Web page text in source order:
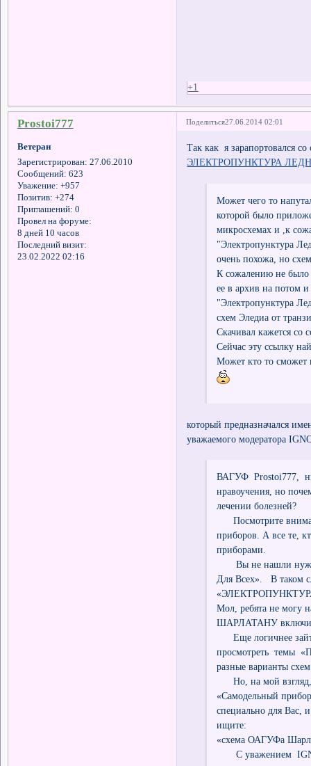
+1
Поделиться27.06.2014 02:01
Prostoi777
Ветеран
Зарегистрирован: 27.06.2010
Сообщений: 623
Уважение: +957
Позитив: +274
Приглашений: 0
Провел на форуме:
8 дней 10 часов
Последний визит:
23.02.2022 02:16
Так как я зарапортовался
ЭЛЕКТРОПУНКТУРА
Может чего то
которой было
микросхемах и ,к
"Электропунктура
очень похожа, но
К сожалению не было
ее в архив на потом
"Электропунктура
схем Эледиа от
Скачивал кажется
Сейчас эту ссылку
Может кто то сможет
который предназначался
уважаемого модератора
ВАГУФ Prostoi777,
нравоучения, но
лечении болезней?
Посмотрите
приборов. А все те,
приборами.
Вы не нашли
Для Всех». В таком
Мол, ребята не могу
ШАРЛАТАНУ
Еще логичнее
просмотреть темы
разные варианты
Но, на мой взгляд,
«Самодельный
специально для
ищите:
«схема ОАГУФа
С уважением